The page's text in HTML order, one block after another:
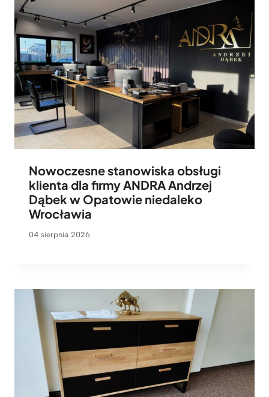
Nowoczesne stanowiska obsługi
klienta dla firmy ANDRA Andrzej
Dąbek w Opatowie niedaleko
Wrocławia
04 sierpnia 2026